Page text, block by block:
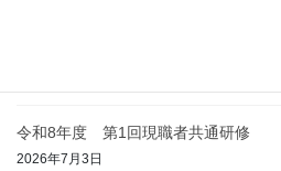
令和8年度 第1回現職者共通研修
2026年7月3日